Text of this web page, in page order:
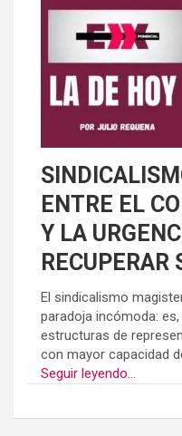
ENTRE EL
Y LA
RECUPERAR
El sindicalismo
paradoja incómoda:
estructuras de
con mayor capacidad
Seguir leyendo...